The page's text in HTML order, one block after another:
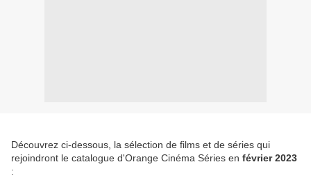
Découvrez ci-dessous, la sélection de films et de séries qui
rejoindront le catalogue d'Orange Cinéma Séries en février 2023
: